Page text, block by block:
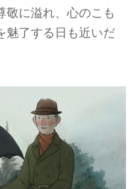
敬に溢れ、心のこも
魅了する日も近いだ